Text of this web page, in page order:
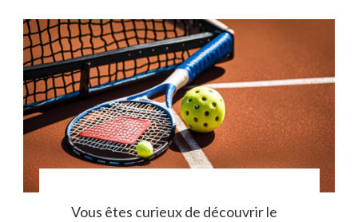
Vous êtes curieux de découvrir le